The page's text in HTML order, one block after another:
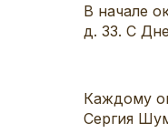
В начале
д. 33. С
Каждому
Сергия